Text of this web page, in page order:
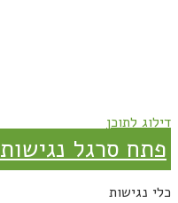
דילוג לתוכן
פתח סרגל נגישות
כלי נגישות